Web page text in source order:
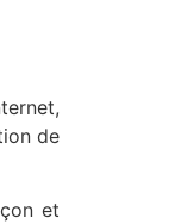
de
et